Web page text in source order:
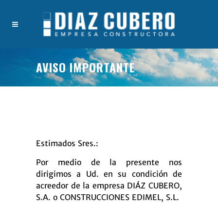
AVISO IMPORTANTE
Estimados Sres.:
Por medio de la presente nos
dirigimos a Ud. en su condición de
acreedor de la empresa DIÁZ CUBERO,
S.A. o CONSTRUCCIONES EDIMEL, S.L.